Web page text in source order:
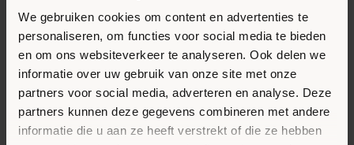
We gebruiken cookies om content en advertenties te
personaliseren, om functies voor social media te bieden
en om ons websiteverkeer te analyseren. Ook delen we
informatie over uw gebruik van onze site met onze
partners voor social media, adverteren en analyse. Deze
partners kunnen deze gegevens combineren met andere
informatie die u aan ze heeft verstrekt of die ze hebben
FAQ
Vacatures
HÉ VEGGIE LOVER! OP DE HOOGTE
BLIJVEN?